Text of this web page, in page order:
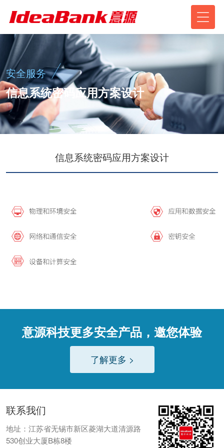
安全服务
信息系统密码应用方案设计
信息系统密码应用方案设计
意源科技更多安全产品，邀您体验
了解更多 >
联系我们
地址： 江苏省无锡市新区菱湖大道清源路
530创业大厦B栋8楼